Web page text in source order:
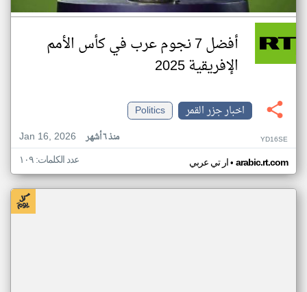
أفضل 7 نجوم عرب في كأس الأمم
الإفريقية 2025
اخبار جزر القمر
Politics
Jan 16, 2026
منذ ٦ أشهر YD16SE
ار تي عربي• arabic.rt.com عدد الكلمات: ١٠٩